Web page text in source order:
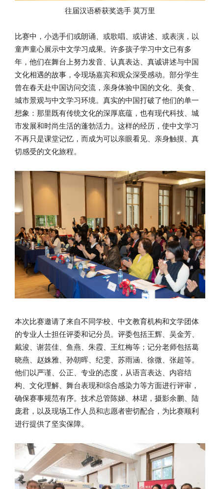
往届汉语桥获奖选手 莫万里
比赛中，小选手们或朗诵、或歌唱、或讲述、或表演，以
童声童心展示中文学习成果。许多孩子学习中文已有多
年，他们在舞台上努力发音、认真表达、真诚讲述与中国
文化相遇的故事，令现场嘉宾和观众深受感动。部分学生
曾在春天赴中国访问交流，亲身体验中国的文化、美食、
城市景观与中文学习环境。真实的中国打破了他们的单一
想象：那里既有传统文化的深厚底蕴，也有现代科技、城
市发展和时尚生活的蓬勃活力。这样的经历，使中文学习
不再只是课堂记忆，而成为可以亲眼看见、亲身触摸、真
切感受的文化旅程。
本次比赛邀请了来自不同学校、中文教育机构和文学团体
的专业人士担任评委和记分员。评委包括王辉、吴金芳、
戴浚、谢芸佳、鱼燕、朱霞、王红梅等；记分老师包括葛
晓燕、赵姝雅、孙朝晖、纪雯、苏雨涵、徐微、张超等。
他们以严谨、公正、专业的态度，从语言表达、内容结
构、文化理解、舞台表现和综合感染力等方面进行评审，
确保赛事规范有序。技术总管陈娣、林珺，摄影余鹏、陆
庞君，以及现场工作人员和志愿者密切配合，为比赛顺利
进行提供了坚实保障。